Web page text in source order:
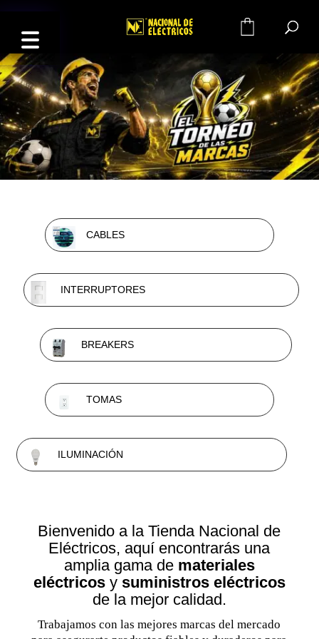
CABLES
INTERRUPTORES
BREAKERS
TOMAS
ILUMINACIÓN
Bienvenido a la Tienda Nacional de
Eléctricos, aquí encontrarás una
amplia gama de materiales
eléctricosy suministros eléctricos
de la mejor calidad.
Trabajamos con las mejores marcas del mercado